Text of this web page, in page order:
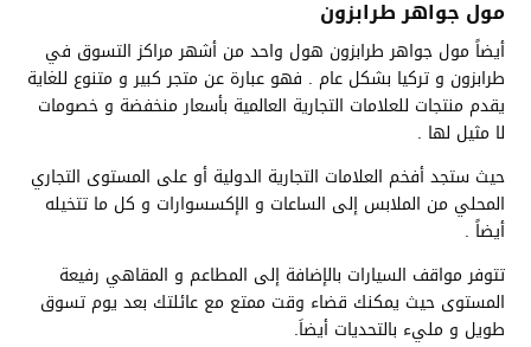
مول جواهر طرابزون
أيضاً مول جواهر طرابزون هول واحد من أشهر مراكز التسوق في
طرابزون و تركيا بشكل عام . فهو عبارة عن متجر كبير و متنوع للغاية
يقدم منتجات للعلامات التجارية العالمية بأسعار منخفضة و خصومات
لا مثيل لها .
حيث ستجد أفخم العلامات التجارية الدولية أو على المستوى التجاري
المحلي من الملابس إلى الساعات و الإكسسوارات و كل ما تتخيله
أيضاً .
تتوفر مواقف السيارات بالإضافة إلى المطاعم و المقاهي رفيعة
المستوى حيث يمكنك قضاء وقت ممتع مع عائلتك بعد يوم تسوق
طويل و مليء بالتحديات أيضاَ.